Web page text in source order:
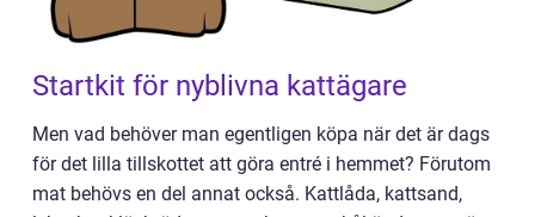
Startkit för nyblivna kattägare
Men vad behöver man egentligen köpa när det är dags
för det lilla tillskottet att göra entré i hemmet? Förutom
mat behövs en del annat också. Kattlåda, kattsand,